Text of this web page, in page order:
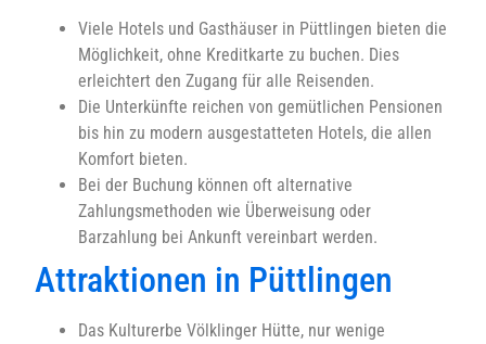
Viele Hotels und Gasthäuser in Püttlingen bieten die
Möglichkeit, ohne Kreditkarte zu buchen. Dies
erleichtert den Zugang für alle Reisenden.
Die Unterkünfte reichen von gemütlichen Pensionen
bis hin zu modern ausgestatteten Hotels, die allen
Komfort bieten.
Bei der Buchung können oft alternative
Zahlungsmethoden wie Überweisung oder
Barzahlung bei Ankunft vereinbart werden.
Attraktionen in Püttlingen
Das Kulturerbe Völklinger Hütte, nur wenige